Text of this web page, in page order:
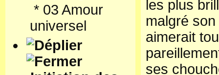
* 03 Amour
universel
les plus
malgré son
aimerait
ses